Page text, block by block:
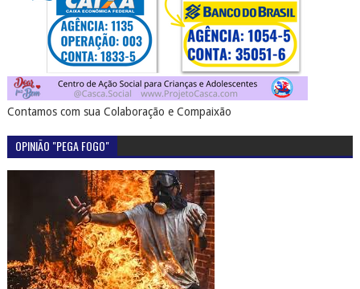
Contamos com sua Colaboração e Compaixão
OPINIÃO "PEGA FOGO"